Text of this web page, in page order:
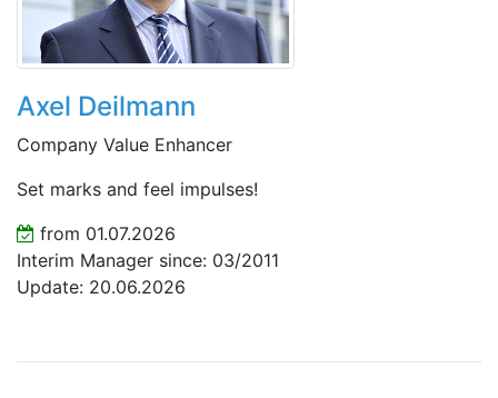
Axel Deilmann
Company Value Enhancer
Set marks and feel impulses!
from 01.07.2026
Interim Manager since: 03/2011
Update: 20.06.2026